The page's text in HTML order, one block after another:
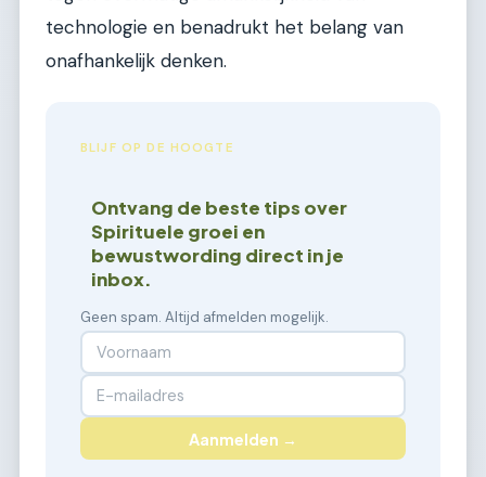
technologie en benadrukt het belang van
onafhankelijk denken.
BLIJF OP DE HOOGTE
Ontvang de beste tips over
Spirituele groei en
bewustwording direct in je
inbox.
Geen spam. Altijd afmelden mogelijk.
Aanmelden →